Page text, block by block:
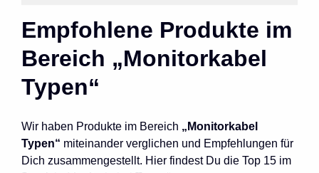
Empfohlene Produkte im
Bereich „Monitorkabel
Typen“
Wir haben Produkte im Bereich „Monitorkabel
Typen“ miteinander verglichen und Empfehlungen für
Dich zusammengestellt. Hier findest Du die Top 15 im